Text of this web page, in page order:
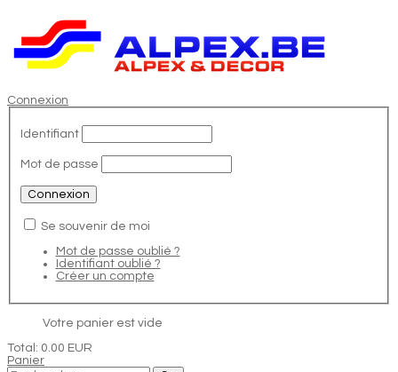
Connexion
Identifiant
Mot de passe
Se souvenir de moi
Mot de passe oublié ?
Identifiant oublié ?
Créer un compte
Votre panier est vide
Total: 0.00 EUR
Panier